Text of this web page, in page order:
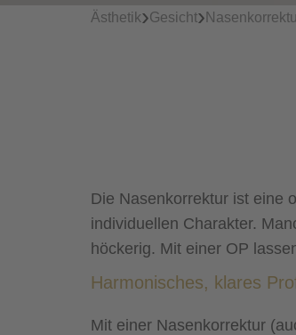
Ästhetik›Gesicht›
Die Nasenkorrektur ist eine
individuellen Charakter.
höckerig. Mit einer OP
Harmonisches, klares
Mit einer Nasenkorrektur